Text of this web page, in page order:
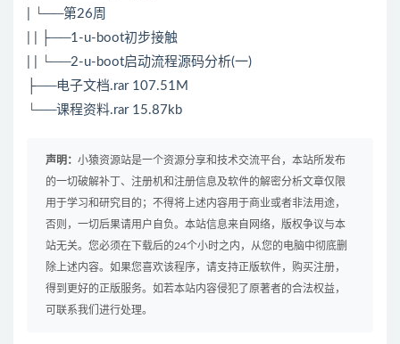
| └──第26周
| | ├──1-u-boot初步接触
| | └──2-u-boot启动流程源码分析(一)
├──电子文档.rar 107.51M
└──课程资料.rar 15.87kb
声明： 小猿资源站是一个资源分享和技术交流平台，本站所发布
的一切破解补丁、注册机和注册信息及软件的解密分析文章仅限
用于学习和研究目的；不得将上述内容用于商业或者非法用途，
否则，一切后果请用户自负。本站信息来自网络，版权争议与本
站无关。您必须在下载后的24个小时之内，从您的电脑中彻底删
除上述内容。如果您喜欢该程序，请支持正版软件，购买注册，
得到更好的正版服务。如若本站内容侵犯了原著者的合法权益，
可联系我们进行处理。